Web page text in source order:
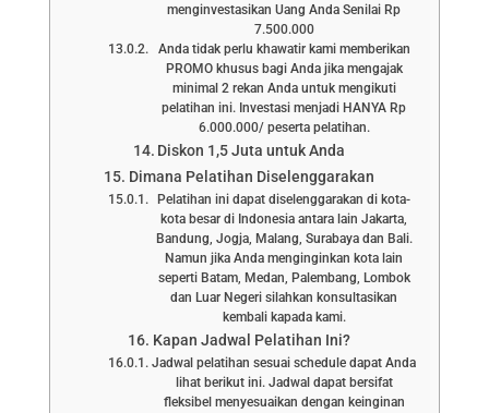
menginvestasikan Uang Anda Senilai Rp
7.500.000
Anda tidak perlu khawatir kami memberikan
PROMO khusus bagi Anda jika mengajak
minimal 2 rekan Anda untuk mengikuti
pelatihan ini. Investasi menjadi HANYA Rp
6.000.000/ peserta pelatihan.
Diskon 1,5 Juta untuk Anda
Dimana Pelatihan Diselenggarakan
Pelatihan ini dapat diselenggarakan di kota-
kota besar di Indonesia antara lain Jakarta,
Bandung, Jogja, Malang, Surabaya dan Bali.
Namun jika Anda menginginkan kota lain
seperti Batam, Medan, Palembang, Lombok
dan Luar Negeri silahkan konsultasikan
kembali kapada kami.
Kapan Jadwal Pelatihan Ini?
Jadwal pelatihan sesuai schedule dapat Anda
lihat berikut ini. Jadwal dapat bersifat
fleksibel menyesuaikan dengan keinginan